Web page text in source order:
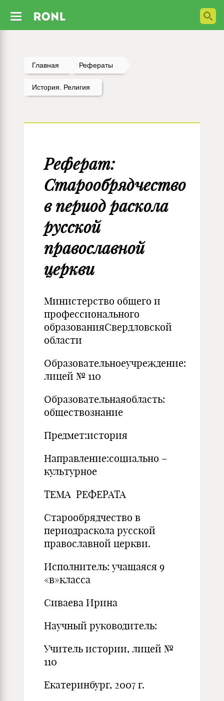
Главная Рефераты
История. Религия
Реферат:
Старообрядчество
в период раскола
русской
православной
церкви
Министерство общего и
профессионального
образованияСвердловской
области
Образовательноеучреждение:
лицей № 110
Образовательнаяобласть:
обществознание
Предмет:история
Направление:социально –
культурное
ТЕМА РЕФЕРАТА
Старообрядчество в
периодраскола русской
православной церкви.
Исполнитель: учащаяся 9
«в»класса
Сиваева Ирина
Научный руководитель:
Учитель истории, лицей №
110
Екатеринбург, 2007 г.